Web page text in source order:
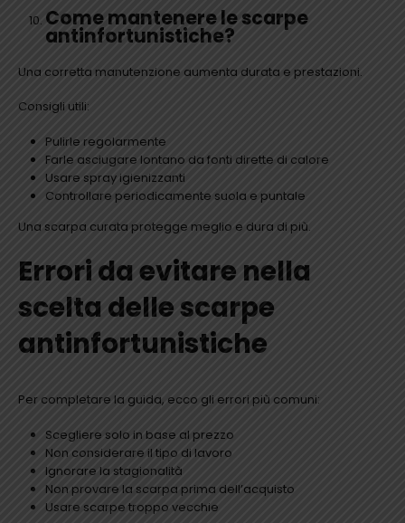
Come mantenere le scarpe
antinfortunistiche?
Una corretta manutenzione aumenta durata e prestazioni.
Consigli utili:
Pulirle regolarmente
Farle asciugare lontano da fonti dirette di calore
Usare spray igienizzanti
Controllare periodicamente suola e puntale
Una scarpa curata protegge meglio e dura di più.
Errori da evitare nella
scelta delle scarpe
antinfortunistiche
Per completare la guida, ecco gli errori più comuni:
Scegliere solo in base al prezzo
Non considerare il tipo di lavoro
Ignorare la stagionalità
Non provare la scarpa prima dell’acquisto
Usare scarpe troppo vecchie